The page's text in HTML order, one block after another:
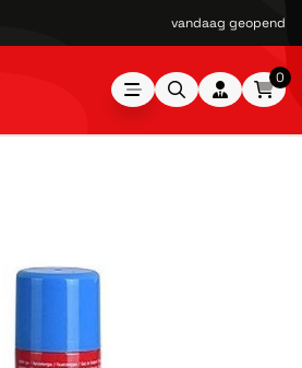
vandaag geopend
0